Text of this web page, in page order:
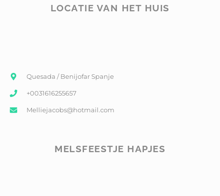
LOCATIE VAN HET HUIS
Quesada / Benijofar Spanje
+0031616255657
Melliejacobs@hotmail.com
MELSFEESTJE HAPJES